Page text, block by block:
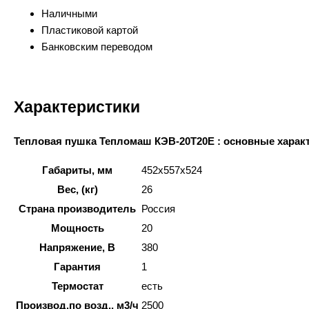
Наличными
Пластиковой картой
Банковским переводом
Характеристики
Тепловая пушка Тепломаш КЭВ-20Т20Е : основные
Габариты, мм
452x557x524
Вес, (кг)
26
Страна производитель Россия
Мощность
20
Напряжение, В
380
Гарантия
1
Термостат
есть
Производ.по возд., м3/ч 2500